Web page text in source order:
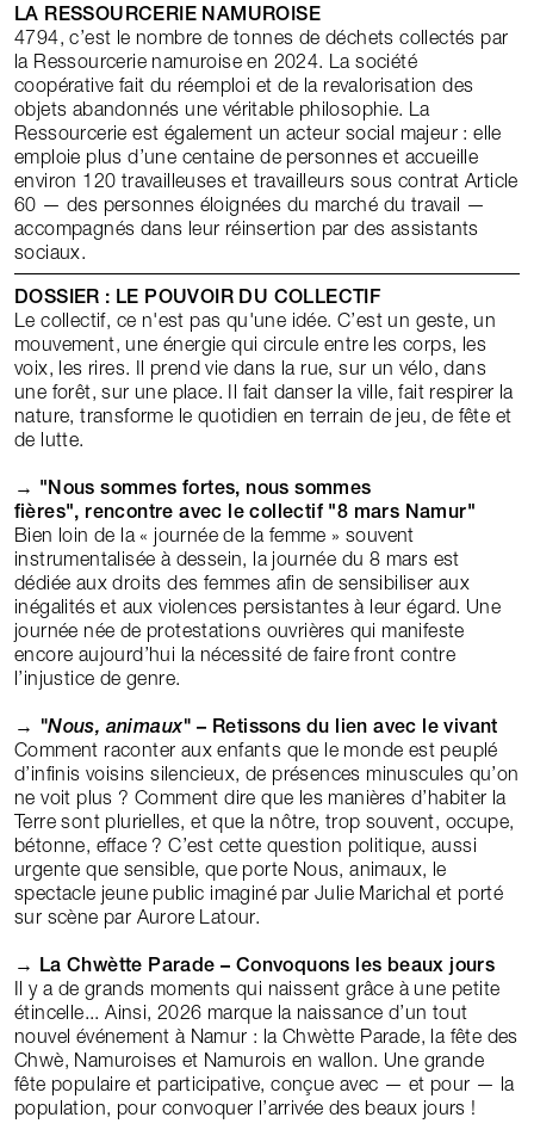
LA RESSOURCERIE NAMUROISE
4794, c’est le nombre de tonnes de déchets collectés par
la Ressourcerie namuroise en 2024. La société
coopérative fait du réemploi et de la revalorisation des
objets abandonnés une véritable philosophie. La
Ressourcerie est également un acteur social majeur : elle
emploie plus d’une centaine de personnes et accueille
environ 120 travailleuses et travailleurs sous contrat Article
60 — des personnes éloignées du marché du travail —
accompagnés dans leur réinsertion par des assistants
sociaux.
DOSSIER : LE POUVOIR DU COLLECTIF
Le collectif, ce n'est pas qu'une idée. C’est un geste, un
mouvement, une énergie qui circule entre les corps, les
voix, les rires. Il prend vie dans la rue, sur un vélo, dans
une forêt, sur une place. Il fait danser la ville, fait respirer la
nature, transforme le quotidien en terrain de jeu, de fête et
de lutte.
→ "Nous sommes fortes, nous sommes
fières", rencontre avec le collectif "8 mars Namur"
Bien loin de la « journée de la femme » souvent
instrumentalisée à dessein, la journée du 8 mars est
dédiée aux droits des femmes afin de sensibiliser aux
inégalités et aux violences persistantes à leur égard. Une
journée née de protestations ouvrières qui manifeste
encore aujourd’hui la nécessité de faire front contre
l’injustice de genre.
→ "Nous, animaux" – Retissons du lien avec le vivant
Comment raconter aux enfants que le monde est peuplé
d’infinis voisins silencieux, de présences minuscules qu’on
ne voit plus ? Comment dire que les manières d’habiter la
Terre sont plurielles, et que la nôtre, trop souvent, occupe,
bétonne, efface ? C’est cette question politique, aussi
urgente que sensible, que porte Nous, animaux, le
spectacle jeune public imaginé par Julie Marichal et porté
sur scène par Aurore Latour.
→ La Chwètte Parade – Convoquons les beaux jours
Il y a de grands moments qui naissent grâce à une petite
étincelle... Ainsi, 2026 marque la naissance d’un tout
nouvel événement à Namur : la Chwètte Parade, la fête des
Chwè, Namuroises et Namurois en wallon. Une grande
fête populaire et participative, conçue avec — et pour — la
population, pour convoquer l’arrivée des beaux jours !